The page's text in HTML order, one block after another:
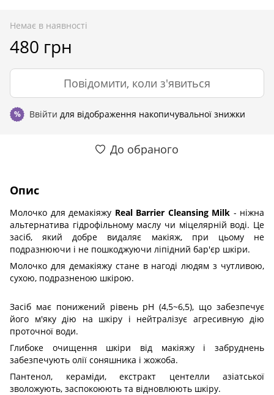
Немає в наявності
480 грн
Повідомити, коли з'явиться
% Ввійти для відображення накопичувальної знижки
До обраного
Опис
Молочко для демакіяжу Real Barrier Cleansing Milk - ніжна
альтернатива гідрофільному маслу чи міцелярній воді. Це
засіб, який добре видаляє макіяж, при цьому не
подразнюючи і не пошкоджуючи ліпідний бар'єр шкіри.
Молочко для демакіяжу стане в нагоді людям з чутливою,
сухою, подразненою шкірою.
Засіб має понижений рівень pH (4,5~6,5), що забезпечує
його м'яку дію на шкіру і нейтралізує агресивную дію
проточної води.
Глибоке очищення шкіри від макіяжу і забруднень
забезпечують олії соняшника і жожоба.
Пантенол, кераміди, екстракт центелли азіатської
зволожують, заспокоюють та відновлюють шкіру.